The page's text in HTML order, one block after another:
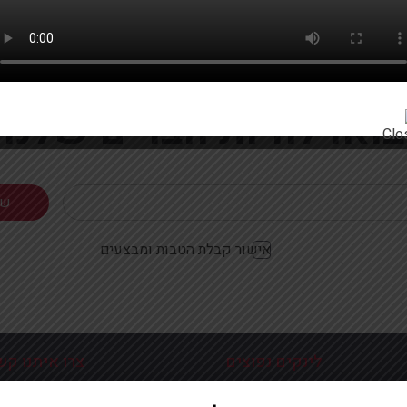
רוצים להתעדכן ראשונים על מבצעים והטבות?
בואו להיות חברים שלנו
אישור קבלת הטבות ומבצעים
לינקים נפוצים צרו איתנו